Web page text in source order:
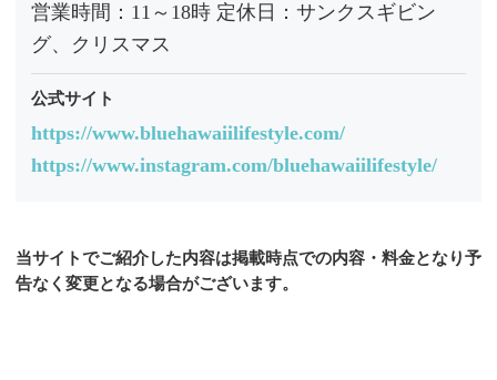
営業時間：11～18時 定休日：サンクスギビン
グ、クリスマス
公式サイト
https://www.bluehawaiilifestyle.com/
https://www.instagram.com/bluehawaiilifestyle/
当サイトでご紹介した内容は掲載時点での内容・料金となり予
告なく変更となる場合がございます。